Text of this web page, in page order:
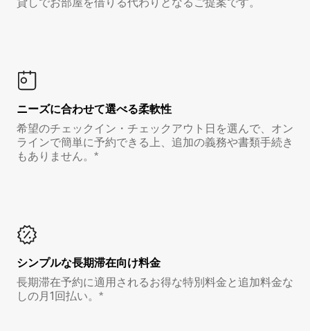
ニーズに合わせて選べる柔軟性
希望のチェックイン・チェックアウト日を選んで、オン
ラインで簡単に予約できる上、追加の義務や書類手続き
もありません。*
シンプルな長期滞在向け料金
長期滞在予約に適用されるお得な特別料金と追加料金な
しの月1回払い。*